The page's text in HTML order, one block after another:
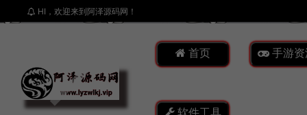
HI，欢迎来到阿泽源码网！
首页 手游资
软件工具